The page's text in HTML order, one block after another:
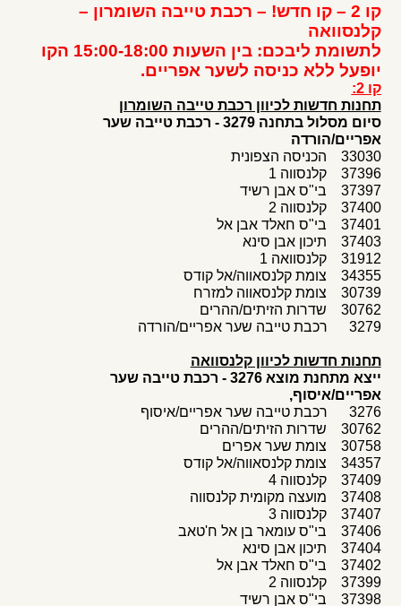
קו 2 – קו חדש! – רכבת טייבה השומרון –
קלנסוואה
לתשומת ליבכם: בין השעות 15:00-18:00 הקו
יופעל ללא כניסה לשער אפריים.
קו 2:
תחנות חדשות לכיוון רכבת טייבה השומרון
סיום מסלול בתחנה 3279 - רכבת טייבה שער
אפריים/הורדה
33030 הכניסה הצפונית
37396 קלנסווה 1
37397 בי"ס אבן רשיד
37400 קלנסווה 2
37401 בי"ס חאלד אבן אל
37403 תיכון אבן סינא
31912 קלנסוואה 1
34355 צומת קלנסאווה/אל קודס
30739 צומת קלנסאווה למזרח
30762 שדרות הזיתים/ההרים
3279 רכבת טייבה שער אפריים/הורדה
תחנות חדשות לכיוון קלנסוואה
ייצא מתחנת מוצא 3276 - רכבת טייבה שער
אפריים/איסוף,
3276 רכבת טייבה שער אפריים/איסוף
30762 שדרות הזיתים/ההרים
30758 צומת שער אפרים
34357 צומת קלנסאווה/אל קודס
37409 קלנסווה 4
37408 מועצה מקומית קלנסווה
37407 קלנסווה 3
37406 בי"ס עומאר בן אל ח'טאב
37404 תיכון אבן סינא
37402 בי"ס חאלד אבן אל
37399 קלנסווה 2
37398 בי"ס אבן רשיד